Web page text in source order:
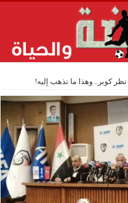
كوبر.. وهذا ما نذهب إليه!